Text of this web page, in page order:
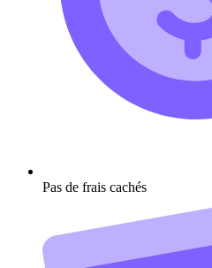
Pas de frais cachés